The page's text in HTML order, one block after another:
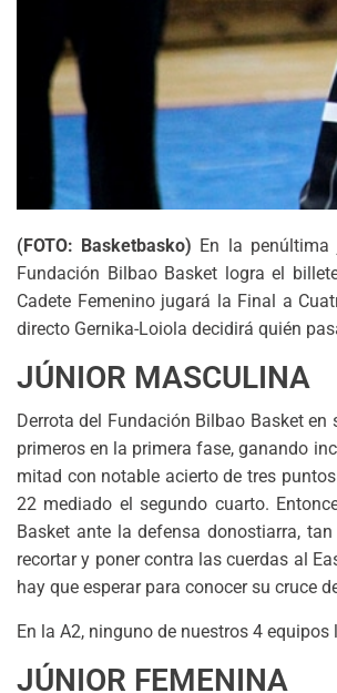
(FOTO: Basketbasko) En la
Fundación Bilbao Basket logra el
Cadete Femenino jugará la Final a
directo Gernika-Loiola decidirá quién
JÚNIOR MASCULINA
Derrota del Fundación Bilbao Basket
primeros en la primera fase, ganando
mitad con notable acierto de tres
22 mediado el segundo cuarto.
Basket ante la defensa donostiarra,
recortar y poner contra las cuerdas al
hay que esperar para conocer su cruce
En la A2, ninguno de nuestros 4
JÚNIOR FEMENINA